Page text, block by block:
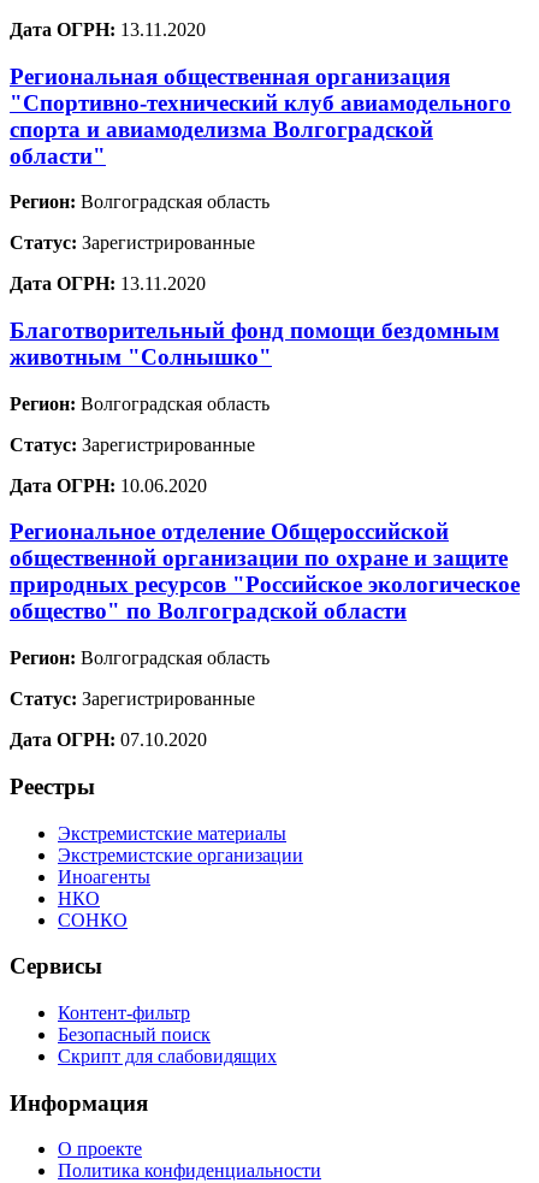
Дата ОГРН: 13.11.2020
Региональная общественная организация
"Спортивно-технический клуб авиамодельного
спорта и авиамоделизма Волгоградской
области"
Регион: Волгоградская область
Статус: Зарегистрированные
Дата ОГРН: 13.11.2020
Благотворительный фонд помощи бездомным
животным "Солнышко"
Регион: Волгоградская область
Статус: Зарегистрированные
Дата ОГРН: 10.06.2020
Региональное отделение Общероссийской
общественной организации по охране и защите
природных ресурсов "Российское экологическое
общество" по Волгоградской области
Регион: Волгоградская область
Статус: Зарегистрированные
Дата ОГРН: 07.10.2020
Реестры
Экстремистские материалы
Экстремистские организации
Иноагенты
НКО
СОНКО
Сервисы
Контент-фильтр
Безопасный поиск
Скрипт для слабовидящих
Информация
О проекте
Политика конфиденциальности